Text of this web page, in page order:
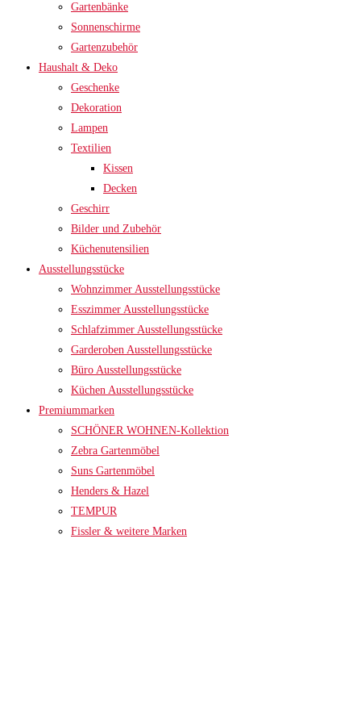
Gartenbänke
Sonnenschirme
Gartenzubehör
Haushalt & Deko
Geschenke
Dekoration
Lampen
Textilien
Kissen
Decken
Geschirr
Bilder und Zubehör
Küchenutensilien
Ausstellungsstücke
Wohnzimmer Ausstellungsstücke
Esszimmer Ausstellungsstücke
Schlafzimmer Ausstellungsstücke
Garderoben Ausstellungsstücke
Büro Ausstellungsstücke
Küchen Ausstellungsstücke
Premiummarken
SCHÖNER WOHNEN-Kollektion
Zebra Gartenmöbel
Suns Gartenmöbel
Henders & Hazel
TEMPUR
Fissler & weitere Marken